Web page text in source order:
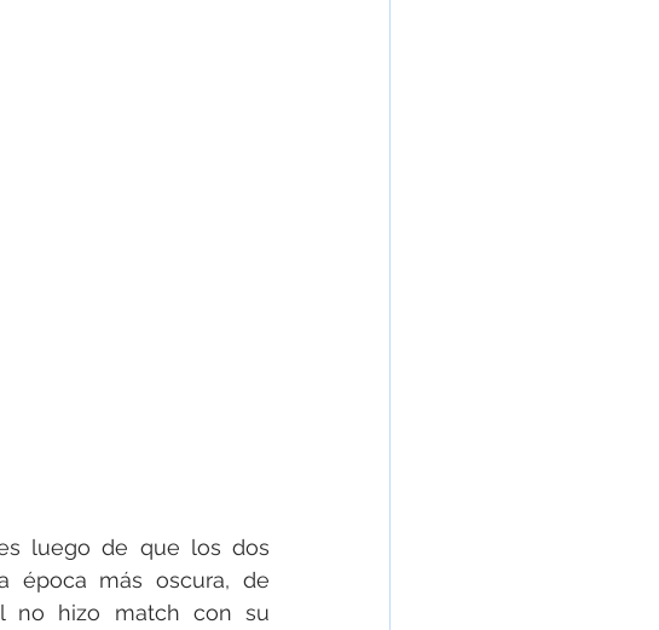
luego de que los dos
época más oscura, de
no hizo match con su